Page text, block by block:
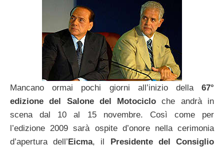
Mancano ormai pochi giorni all’inizio della67°
edizione del Salone del Motocicloche andrà in
scena dal 10 al 15 novembre. Così come per
l’edizione 2009 sarà ospite d’onore nella cerimonia
d’apertura dell’Eicma, il Presidente del Consiglio